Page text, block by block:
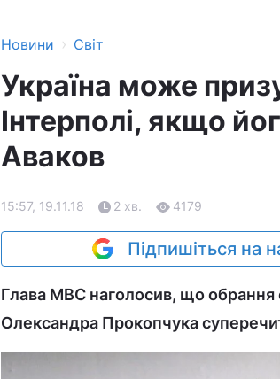
Новини › Світ
Україна може
Інтерполі, якщо
Аваков
15:57, 19.11.18 2 хв. 4179
Підпишіться на
Глава МВС наголосив, що обрання
Олександра Прокопчука